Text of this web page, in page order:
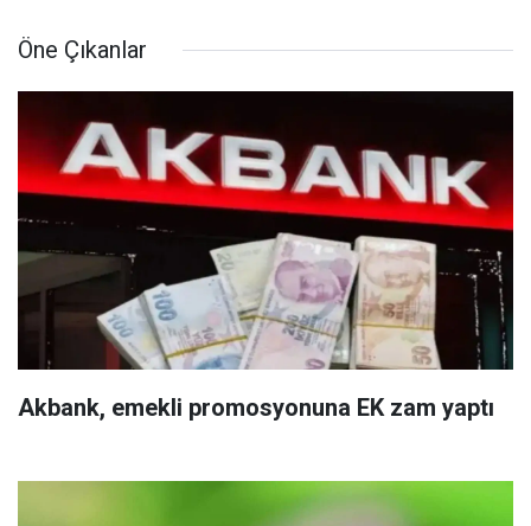
Öne Çıkanlar
Akbank, emekli promosyonuna EK zam yaptı